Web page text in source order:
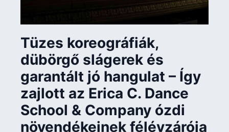
Tüzes koreográfiák,
dübörgő slágerek és
garantált jó hangulat – Így
zajlott az Erica C. Dance
School & Company ózdi
növendékeinek félévzárója